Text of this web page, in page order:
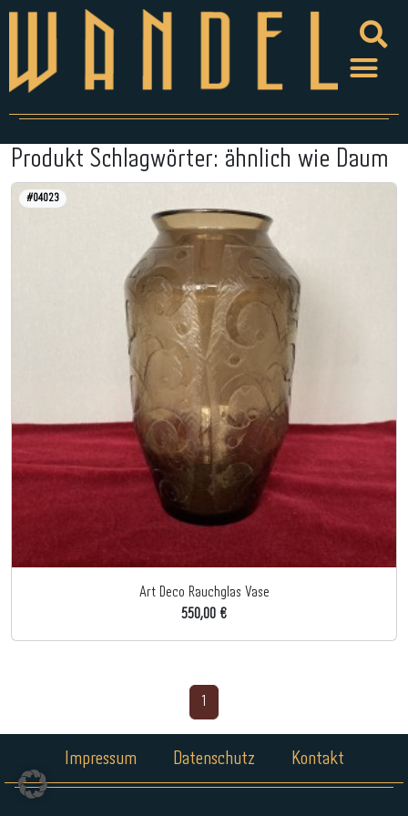
Produkt Schlagwörter: ähnlich wie Daum
#04023
Art Deco Rauchglas Vase
550,00 €
Impressum Datenschutz Kontakt